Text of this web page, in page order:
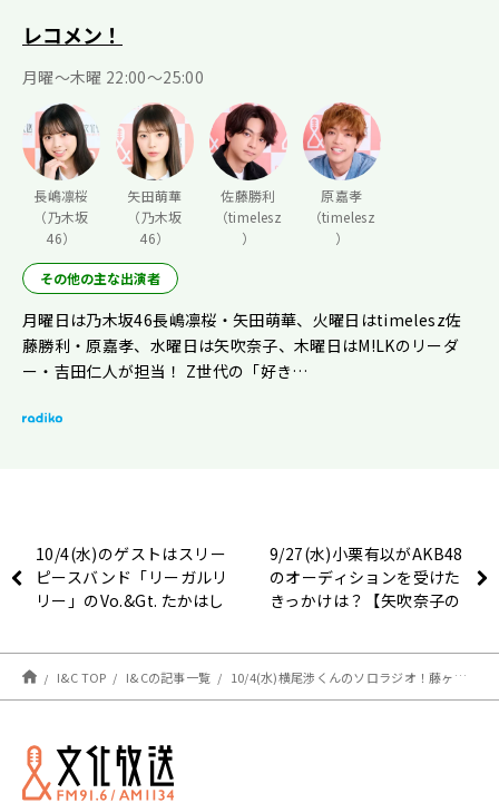
レコメン！
月曜〜木曜 22:00〜25:00
長嶋凛桜
（乃木坂
46）
矢田萌華
（乃木坂
46）
佐藤勝利
（timelesz
）
原嘉孝
（timelesz
）
その他の主な出演者
月曜日は乃木坂46長嶋凛桜・矢田萌華、火曜日はtimelesz佐
藤勝利・原嘉孝、水曜日は矢吹奈子、木曜日はM!LKのリーダ
ー・吉田仁人が担当！ Z世代の「好き…
10/4(水)のゲストはスリー
ピースバンド「リーガルリ
リー」のVo.&Gt. たかはし
レコメン！】
9/27(水)小栗有以がAKB48
のオーディションを受けた
きっかけは？【矢吹奈子の
I&C TOP I&Cの記事一覧 10/4(水)横尾渉くんのソロラジオ！藤ヶ谷くんからのお誘いへの答えは？